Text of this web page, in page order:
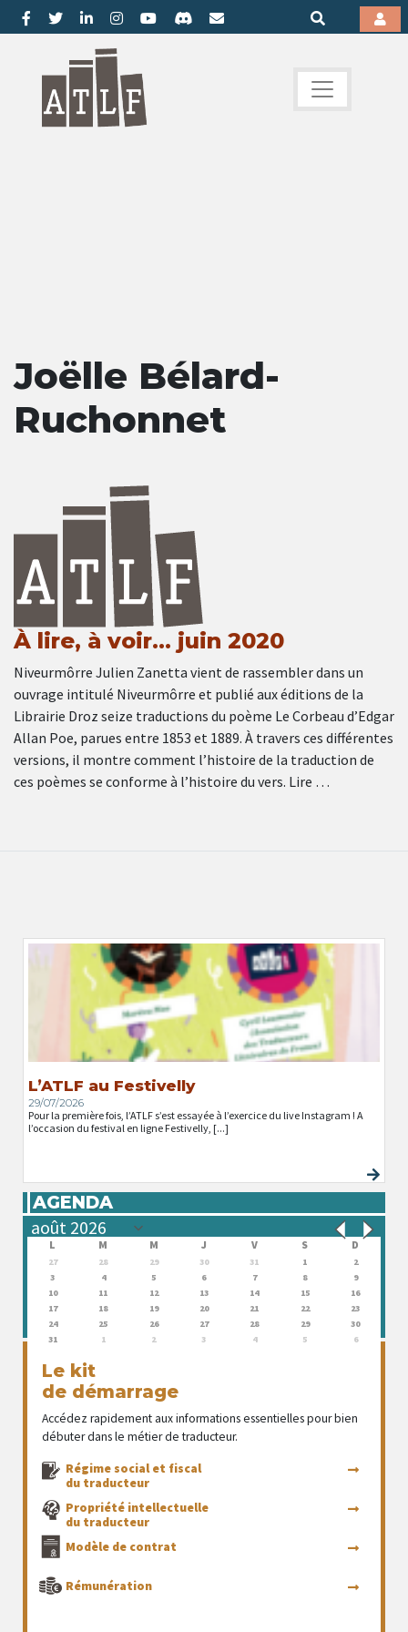
Joëlle Bélard-
Ruchonnet
À lire, à voir… juin 2020
Niveurmôrre Julien Zanetta vient de rassembler dans un
ouvrage intitulé Niveurmôrre et publié aux éditions de la
Librairie Droz seize traductions du poème Le Corbeau d’Edgar
Allan Poe, parues entre 1853 et 1889. À travers ces différentes
versions, il montre comment l’histoire de la traduction de
ces poèmes se conforme à l’histoire du vers. Lire …
L’ATLF au Festivelly
29/07/2026
Pour la première fois, l’ATLF s’est essayée à l’exercice du live Instagram ! A
l’occasion du festival en ligne Festivelly, [...]
AGENDA
L M M J V S D
27 28 29 30 31 1
2
3
4 5 6 7 8
9
10
11 12 13 14 15
16
17
18 19 20 21 22
23
24
25 26 27 28 29
30
31
1 2 3 4 5 6
Le kit
de démarrage
Accédez rapidement aux informations essentielles pour bien
débuter dans le métier de traducteur.
Régime social et fiscal
du traducteur
Propriété intellectuelle
du traducteur
Modèle de contrat
Rémunération